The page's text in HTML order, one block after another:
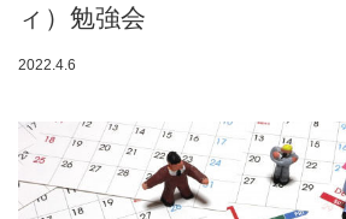
ィ）勉強会
2022.4.6